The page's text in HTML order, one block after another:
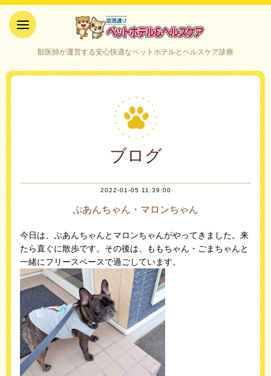
ケア｜山口県宇部市
獣医師が運営する安心快適なペットホテルとヘルスケア診療
ブログ
2022-01-05 11:39:00
ぷあんちゃん・マロンちゃん
今日は、ぷあんちゃんとマロンちゃんがやってきました。来
たら直ぐに散歩です。その後は、ももちゃん・ごまちゃんと
一緒にフリースペースで過ごしています。